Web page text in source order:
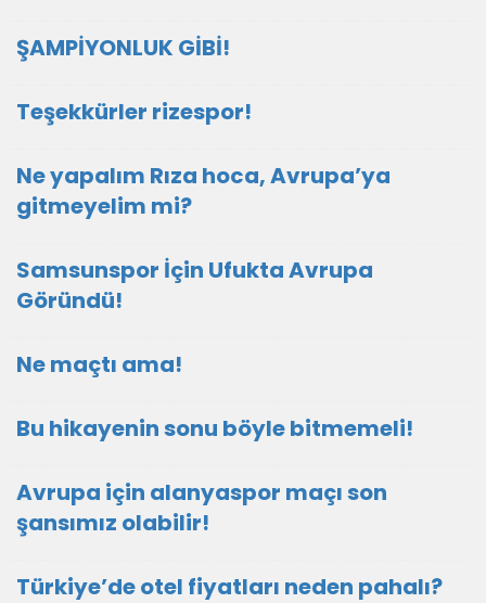
ŞAMPİYONLUK GİBİ!
Teşekkürler rizespor!
Ne yapalım Rıza hoca, Avrupa’ya
gitmeyelim mi?
Samsunspor İçin Ufukta Avrupa
Göründü!
Ne maçtı ama!
Bu hikayenin sonu böyle bitmemeli!
Avrupa için alanyaspor maçı son
şansımız olabilir!
Türkiye’de otel fiyatları neden pahalı?